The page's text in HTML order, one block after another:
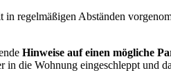
regelmäßigen Abständen
Hinweise auf einen mögliche
die Wohnung eingeschleppt und